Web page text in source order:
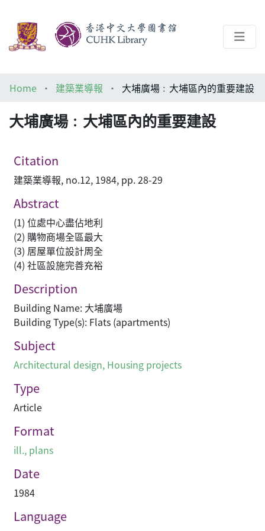
Architecture Library
Home 建築業導報 大埔廣場﹕大埔區內的重要建設
大埔廣場﹕大埔區內的重要建設
Citation
建築業導報, no.12, 1984, pp. 28-29
Abstract
(1) 位處中心盡佔地利
(2) 購物商場全區最大
(3) 居屋單位設計周全
(4) 社區設施完善充裕
Description
Building Name: 大埔廣場
Building Type(s): Flats (apartments)
Subject
Architectural design, Housing projects
Type
Article
Format
ill., plans
Date
1984
Language